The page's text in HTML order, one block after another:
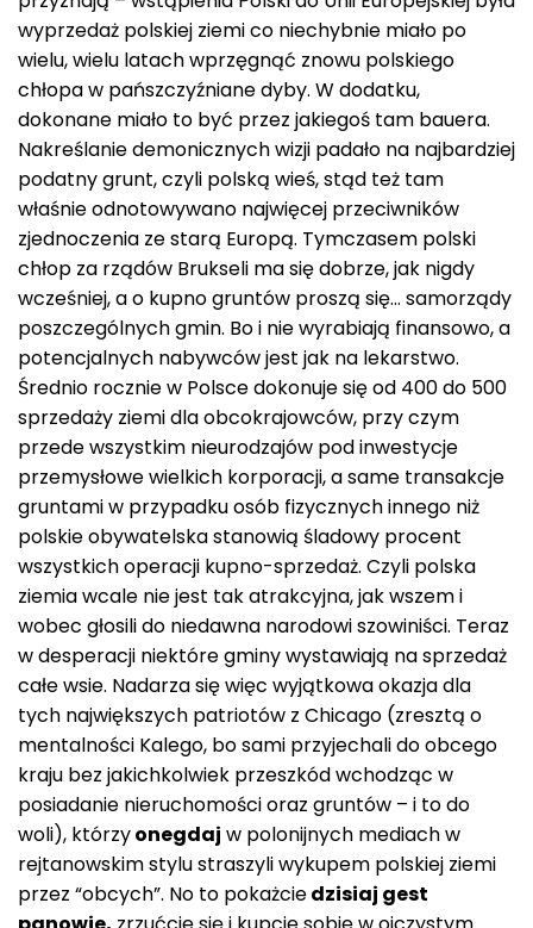
wyprzedaż polskiej ziemi co niechybnie miało po
wielu, wielu latach wprzęgnąć znowu polskiego
chłopa w pańszczyźniane dyby. W dodatku,
dokonane miało to być przez jakiegoś tam bauera.
Nakreślanie demonicznych wizji padało na najbardziej
podatny grunt, czyli polską wieś, stąd też tam
właśnie odnotowywano najwięcej przeciwników
zjednoczenia ze starą Europą. Tymczasem polski
chłop za rządów Brukseli ma się dobrze, jak nigdy
wcześniej, a o kupno gruntów proszą się… samorządy
poszczególnych gmin. Bo i nie wyrabiają finansowo, a
potencjalnych nabywców jest jak na lekarstwo.
Średnio rocznie w Polsce dokonuje się od 400 do 500
sprzedaży ziemi dla obcokrajowców, przy czym
przede wszystkim nieurodzajów pod inwestycje
przemysłowe wielkich korporacji, a same transakcje
gruntami w przypadku osób fizycznych innego niż
polskie obywatelska stanowią śladowy procent
wszystkich operacji kupno-sprzedaż. Czyli polska
ziemia wcale nie jest tak atrakcyjna, jak wszem i
wobec głosili do niedawna narodowi szowiniści. Teraz
w desperacji niektóre gminy wystawiają na sprzedaż
całe wsie. Nadarza się więc wyjątkowa okazja dla
tych największych patriotów z Chicago (zresztą o
mentalności Kalego, bo sami przyjechali do obcego
kraju bez jakichkolwiek przeszkód wchodząc w
posiadanie nieruchomości oraz gruntów – i to do
woli), którzyonegdaj w polonijnych mediach w
rejtanowskim stylu straszyli wykupem polskiej ziemi
przez “obcych”. No to pokażciedzisiaj gest